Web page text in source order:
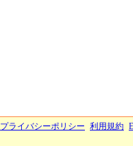
プライバシーポリシー 利用規約